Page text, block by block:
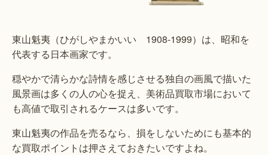
東山魁夷（ひがしやまかいい 1908-1999）は、昭和を
代表する日本画家です。
穏やかで清らかな詩情を感じさせる独自の画風で描いた
風景画は多くの人の心を捉え、美術品買取市場において
も高値で取引されるケースは多いです。
東山魁夷の作品を売るなら、損をしないためにも基本的
な買取ポイントは押さえておきたいですよね。